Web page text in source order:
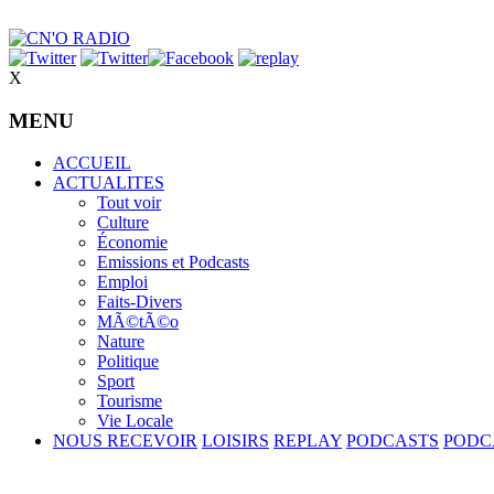
X
MENU
ACCUEIL
ACTUALITES
Tout voir
Culture
Économie
Emissions et Podcasts
Emploi
Faits-Divers
MÃ©tÃ©o
Nature
Politique
Sport
Tourisme
Vie Locale
NOUS RECEVOIR LOISIRS REPLAY PODCASTS